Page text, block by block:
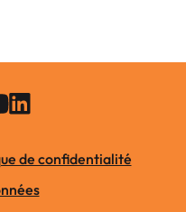
de confidentialité